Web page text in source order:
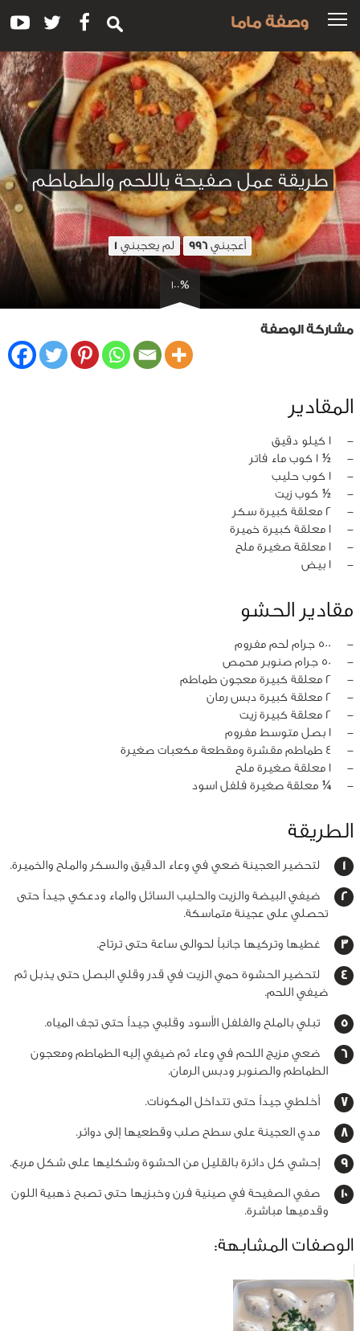
وصفة ماما
طريقة عمل صفيحة باللحم والطماطم
أعجبني 996 لم يعجبني 1
100%
مشاركة الوصفة
المقادير
‏-
1 كيلو دقيق
‏-
½ 1 كوب ماء فاتر
‏-
1 كوب حليب
‏-
½ كوب زيت
‏-
2 معلقة كبيرة سكر
‏-
1 معلقة كبيرة خميرة
‏-
1 معلقة صغيرة ملح
‏-
1 بيض
مقادير الحشو
‏-
500 جرام لحم مفروم
‏-
50 جرام صنوبر محمص
‏-
2 معلقة كبيرة معجون طماطم
‏-
2 معلقة كبيرة دبس رمان
‏-
2 معلقة كبيرة زيت
‏-
1 بصل متوسط مفروم
‏-
4 طماطم مقشرة ومقطعة مكعبات صغيرة
‏-
1 معلقة صغيرة ملح
‏-
¼ معلقة صغيرة فلفل اسود
الطريقة
لتحضير العجينة ضعي في وعاء الدقيق والسكر والملح والخميرة.
ضيفي البيضة والزيت والحليب السائل والماء ودعكي جيداً حتى
تحصلي على عجينة متماسكة.
غطيها وتركيها جانباً لحوالى ساعة حتى ترتاح.
لتحضير الحشوة حمي الزيت في قدر وقلي البصل حتى يذبل ثم
ضيفي اللحم.
تبلي بالملح والفلفل الأسود وقلبي جيداً حتى تجف المياه.
ضعي مزيج اللحم في وعاء ثم ضيفي إليه الطماطم ومعجون
الطماطم والصنوبر ودبس الرمان.
أخلطي جيداً حتى تتداخل المكونات.
مدي العجينة على سطح صلب وقطعيها إلى دوائر.
إحشي كل دائرة بالقليل من الحشوة وشكليها على شكل مربع.
صفي الصفيحة في صينية فرن وخبزيها حتى تصبح ذهبية اللون
وقدميها مباشرة.
الوصفات المشابهة: